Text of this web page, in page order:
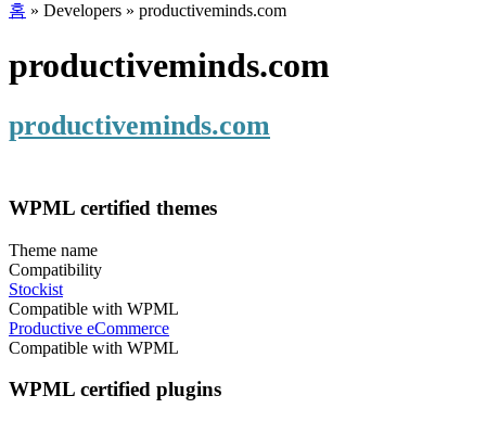
홈 » Developers » productiveminds.com
productiveminds.com
productiveminds.com
WPML certified themes
Theme name
Compatibility
Stockist
Compatible with WPML
Productive eCommerce
Compatible with WPML
WPML certified plugins